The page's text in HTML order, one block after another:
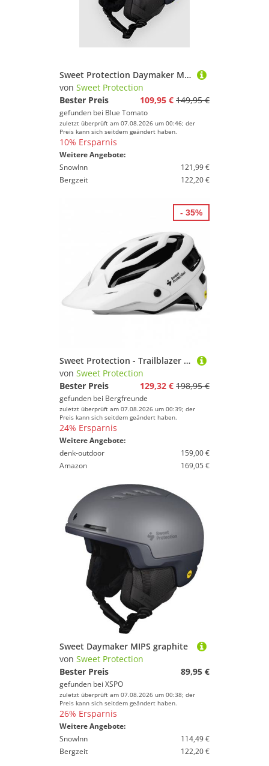
Sweet Protection Daymaker MIPS Helm graphite
von Sweet Protection
Bester Preis
109,95 € 149,95 €
gefunden bei Blue Tomato
zuletzt überprüft am 07.08.2026 um 00:46; der
Preis kann sich seitdem geändert haben.
10% Ersparnis
Weitere Angebote:
SnowInn
121,99 €
Bergzeit
122,20 €
Sweet Protection - Trailblazer Mips Helmet - Radhelm Gr 56-59 cm - M/L grau/weiß
von Sweet Protection
Bester Preis
129,32 € 198,95 €
gefunden bei Bergfreunde
zuletzt überprüft am 07.08.2026 um 00:39; der
Preis kann sich seitdem geändert haben.
24% Ersparnis
Weitere Angebote:
denk-outdoor
159,00 €
Amazon
169,05 €
- 35%
Sweet Daymaker MIPS graphite
von Sweet Protection
Bester Preis
89,95 €
gefunden bei XSPO
zuletzt überprüft am 07.08.2026 um 00:38; der
Preis kann sich seitdem geändert haben.
26% Ersparnis
Weitere Angebote:
SnowInn
114,49 €
Bergzeit
122,20 €